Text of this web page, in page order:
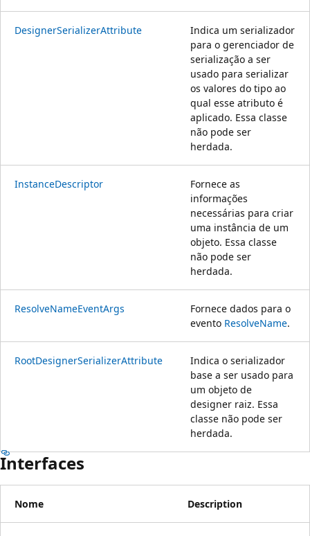
DesignerSerializerAttribute
Indica um serializador
para o gerenciador de
serialização a ser
usado para serializar
os valores do tipo ao
qual esse atributo é
aplicado. Essa classe
não pode ser
herdada.
InstanceDescriptor
Fornece as
informações
necessárias para criar
uma instância de um
objeto. Essa classe
não pode ser
herdada.
ResolveNameEventArgs
Fornece dados para o
evento ResolveName.
RootDesignerSerializerAttribute
Indica o serializador
base a ser usado para
um objeto de
designer raiz. Essa
classe não pode ser
herdada.
Interfaces
Nome Description